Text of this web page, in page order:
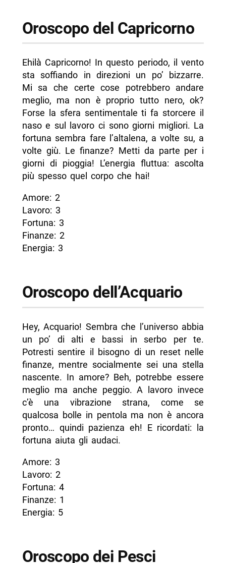
Oroscopo del Capricorno
Ehilà Capricorno! In questo periodo, il vento
sta soffiando in direzioni un po’ bizzarre.
Mi sa che certe cose potrebbero andare
meglio, ma non è proprio tutto nero, ok?
Forse la sfera sentimentale ti fa storcere il
naso e sul lavoro ci sono giorni migliori. La
fortuna sembra fare l’altalena, a volte su, a
volte giù. Le finanze? Metti da parte per i
giorni di pioggia! L’energia fluttua: ascolta
più spesso quel corpo che hai!
Amore: 2
Lavoro: 3
Fortuna: 3
Finanze: 2
Energia: 3
Oroscopo dell’Acquario
Hey, Acquario! Sembra che l’universo abbia
un po’ di alti e bassi in serbo per te.
Potresti sentire il bisogno di un reset nelle
finanze, mentre socialmente sei una stella
nascente. In amore? Beh, potrebbe essere
meglio ma anche peggio. A lavoro invece
c’è una vibrazione strana, come se
qualcosa bolle in pentola ma non è ancora
pronto… quindi pazienza eh! E ricordati: la
fortuna aiuta gli audaci.
Amore: 3
Lavoro: 2
Fortuna: 4
Finanze: 1
Energia: 5
Oroscopo dei Pesci